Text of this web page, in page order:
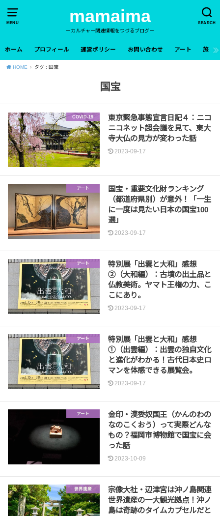
MENU SEARCH
mamaima
ーカルチャー関連情報をつづるブログー
ホーム プロフィール 運営ポリシー お問い合わせ アート 旅
HOME タグ : 国宝
国宝
COVID-19
東京緊急事態宣言日記４：ニコ
ニコネット超会議を見て、東大
寺大仏の見方が変わった話
2023-09-17
アート
国宝・重要文化財ランキング
（都道府県別）が意外！「一生
に一度は見たい日本の国宝100
選」
2023-09-17
アート
特別展「出雲と大和」感想
②（大和編）：古墳の出土品と
仏教美術。ヤマト王権の力、こ
こにあり。
2023-09-17
アート
特別展「出雲と大和」感想
①（出雲編）：出雲の独自文化
と進化がわかる！古代日本史ロ
マンを体感できる展覧会。
2023-09-17
アート
金印・漢委奴国王（かんのわの
なのこくおう）って実際どんな
もの？福岡市博物館で国宝に会
った話
2023-10-09
世界遺産
宗像大社・辺津宮は沖ノ島関連
世界遺産の一大観光拠点！沖ノ
島は奇跡のタイムカプセルだと